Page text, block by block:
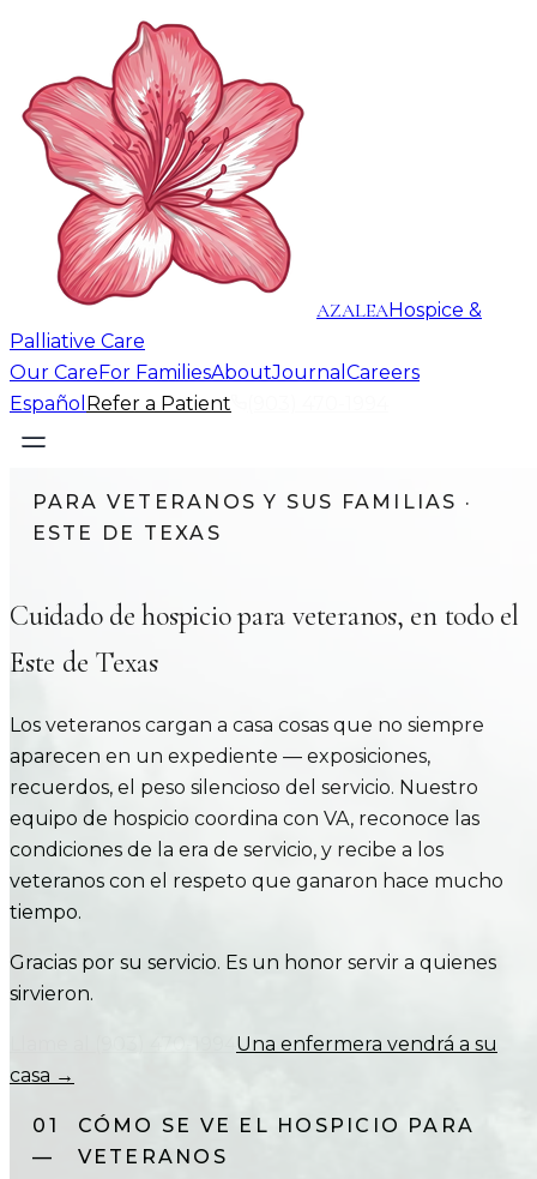
AZALEAHospice &
Palliative Care
Our CareFor FamiliesAboutJournal Careers
Español Refer a Patient
PARA VETERANOS Y SUS FAMILIAS ·
ESTE DE TEXAS
Cuidado de hospicio para veteranos, en todo el
Este de Texas
Los veteranos cargan a casa cosas que no siempre
aparecen en un expediente — exposiciones,
recuerdos, el peso silencioso del servicio. Nuestro
equipo de hospicio coordina con VA, reconoce las
condiciones de la era de servicio, y recibe a los
veteranos con el respeto que ganaron hace mucho
tiempo.
Gracias por su servicio. Es un honor servir a quienes
sirvieron.
Una enfermera vendrá a su
casa →
01
—
CÓMO SE VE EL HOSPICIO PARA
VETERANOS